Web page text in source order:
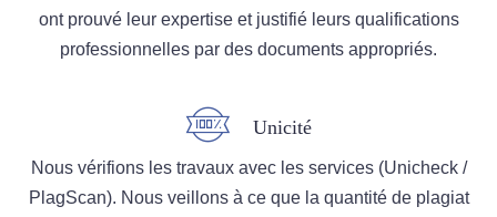
ont prouvé leur expertise et justifié leurs qualifications
professionnelles par des documents appropriés.
Unicité
Nous vérifions les travaux avec les services (Unicheck /
PlagScan). Nous veillons à ce que la quantité de plagiat